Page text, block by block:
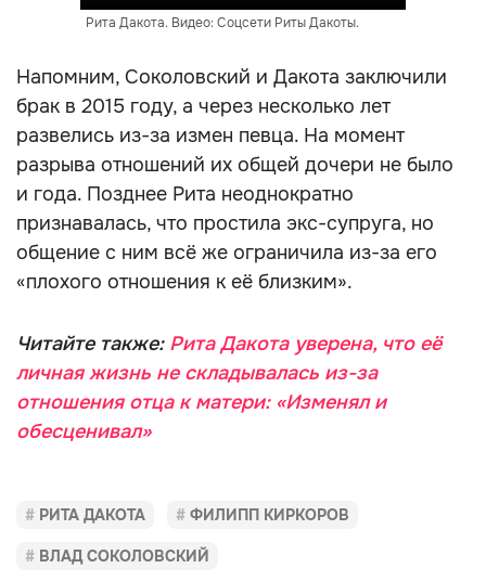
Рита Дакота. Видео: Соцсети Риты Дакоты.
Напомним, Соколовский и Дакота заключили
брак в 2015 году, а через несколько лет
развелись из-за измен певца. На момент
разрыва отношений их общей дочери не было
и года. Позднее Рита неоднократно
признавалась, что простила экс-супруга, но
общение с ним всё же ограничила из-за его
«плохого отношения к её близким».
Читайте также: Рита Дакота уверена, что её
личная жизнь не складывалась из-за
отношения отца к матери: «Изменял и
обесценивал»
РИТА ДАКОТА ФИЛИПП КИРКОРОВ
ВЛАД СОКОЛОВСКИЙ